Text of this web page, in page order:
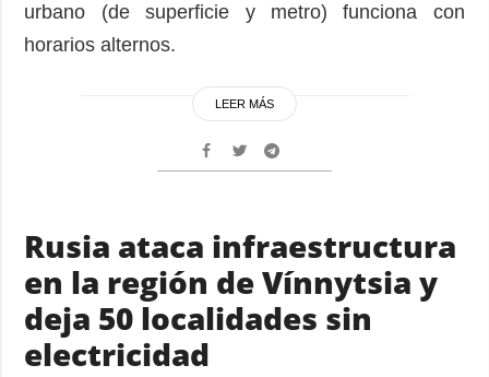
urbano (de superficie y metro) funciona con
horarios alternos.
LEER MÁS
Rusia ataca infraestructura
en la región de Vínnytsia y
deja 50 localidades sin
electricidad